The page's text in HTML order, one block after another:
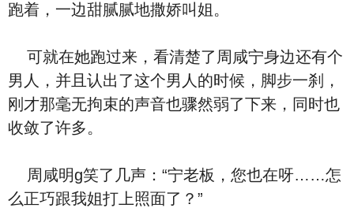
跑着，一边甜腻腻地撒娇叫姐。
可就在她跑过来，看清楚了周咸宁身边还有个
男人，并且认出了这个男人的时候，脚步一刹，
刚才那毫无拘束的声音也骤然弱了下来，同时也
收敛了许多。
周咸明g笑了几声：“宁老板，您也在呀……怎
么正巧跟我姐打上照面了？”